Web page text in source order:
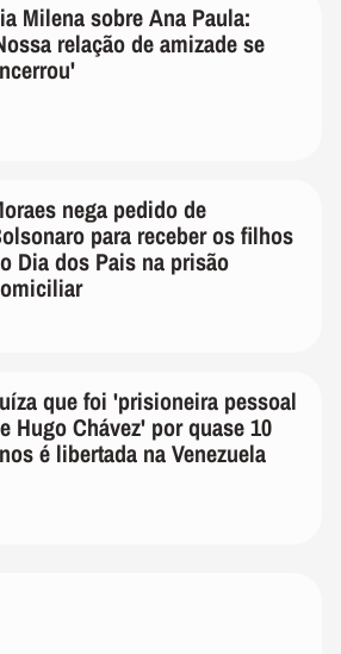
Milena sobre Ana Paula:
relação de amizade se
nega pedido de
para receber os filhos
Dia dos Pais na prisão
que foi 'prisioneira pessoal
Hugo Chávez' por quase 10
é libertada na Venezuela